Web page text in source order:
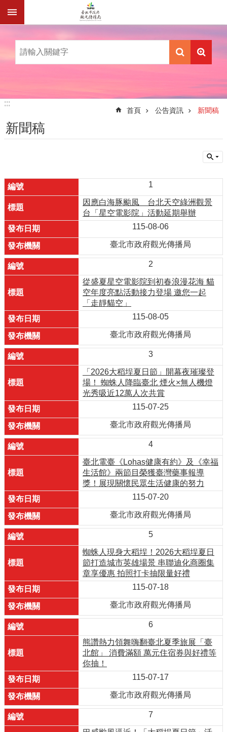
跳到主要內容區塊
:::
:::
首頁 公告資訊 新聞稿
新聞稿
1
因應白海豚颱風 台北天空綠洲觀景
台「星空電影院」活動延期舉辦
115-08-06
臺北市政府觀光傳播局
2
從盛夏星空電影院到初春浪漫花海 貓
空年度亮點活動接力登場 邀您一起
「走靜貓空」
115-08-05
臺北市政府觀光傳播局
3
「2026大稻埕夏日節」開幕夜璀璨登
場！ 蜘蛛人降臨臺北 煙火×無人機燈
光秀吸近12萬人次共賞
115-07-25
臺北市政府觀光傳播局
4
臺北電臺《Lohas健康有約》及《幸福
生活館》兩節目榮獲臺灣藥事報導
獎！展現關懷民眾生活健康的努力
115-07-20
臺北市政府觀光傳播局
5
蜘蛛人現身大稻埕！2026大稻埕夏日
節打造城市英雄場景 串聯迪化商圈集
章享優惠 拍照打卡抽限量好禮
115-07-18
臺北市政府觀光傳播局
6
熊讚熱力領舞嗨翻臺北夏季旅展「臺
北館」 消費滿額 萬元住宿券與好禮等
你抽！
115-07-17
臺北市政府觀光傳播局
7